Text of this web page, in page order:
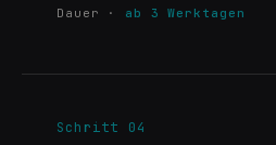
Dauer · ab 3 Werktagen
Schritt 04